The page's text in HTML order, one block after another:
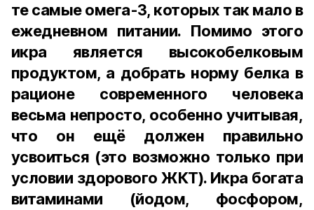
те самые омега-3, которых так мало в
ежедневном питании. Помимо этого
икра является высокобелковым
продуктом, а добрать норму белка в
рационе современного человека
весьма непросто, особенно учитывая,
что он ещё должен правильно
усвоиться (это возможно только при
условии здорового ЖКТ). Икра богата
витаминами (йодом, фосфором,